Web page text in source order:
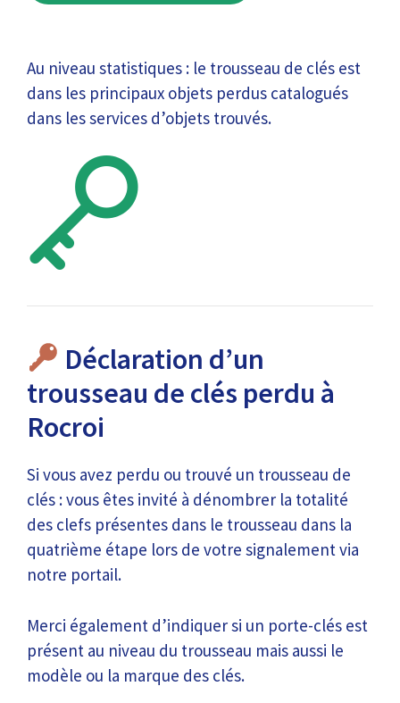
Au niveau statistiques : le trousseau de clés est
dans les principaux objets perdus catalogués
dans les services d’objets trouvés.
Déclaration d’un
trousseau de clés perdu à
Rocroi
Si vous avez perdu ou trouvé un trousseau de
clés : vous êtes invité à dénombrer la totalité
des clefs présentes dans le trousseau dans la
quatrième étape lors de votre signalement via
notre portail.
Merci également d’indiquer si un porte-clés est
présent au niveau du trousseau mais aussi le
modèle ou la marque des clés.